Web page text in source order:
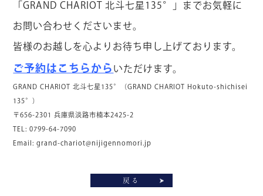
「GRAND CHARIOT 北斗七星135°」までお気軽に
お問い合わせくださいませ。
皆様のお越しを心よりお待ち申し上げております。
ご予約はこちらから いただけます。
GRAND CHARIOT 北斗七星135°（GRAND CHARIOT Hokuto-shichisei
135°）
〒656-2301 兵庫県淡路市楠本2425-2
TEL: 0799-64-7090
Email:grand-chariot@nijigennomori.jp
戻る